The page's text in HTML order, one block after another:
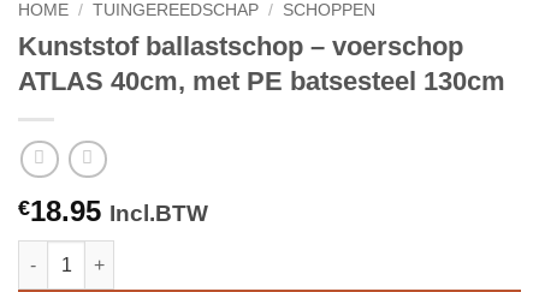
HOME / TUINGEREEDSCHAP / SCHOPPEN
Kunststof ballastschop – voerschop
ATLAS 40cm, met PE batsesteel 130cm
€18.95 Incl.BTW
Kunststof ballastschop - voerschop ATLAS 40cm, met PE